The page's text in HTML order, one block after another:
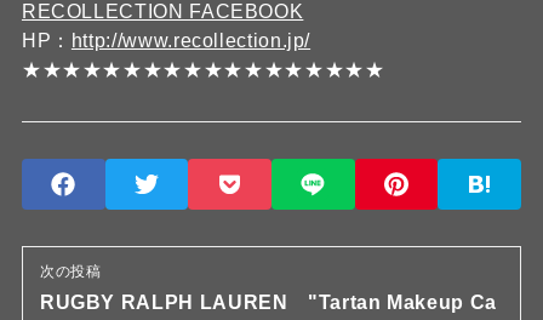
RECOLLECTION FACEBOOK
HP： http://www.recollection.jp/
★★★★★★★★★★★★★★★★★★
次の投稿
RUGBY RALPH LAUREN "Tartan Makeup Ca